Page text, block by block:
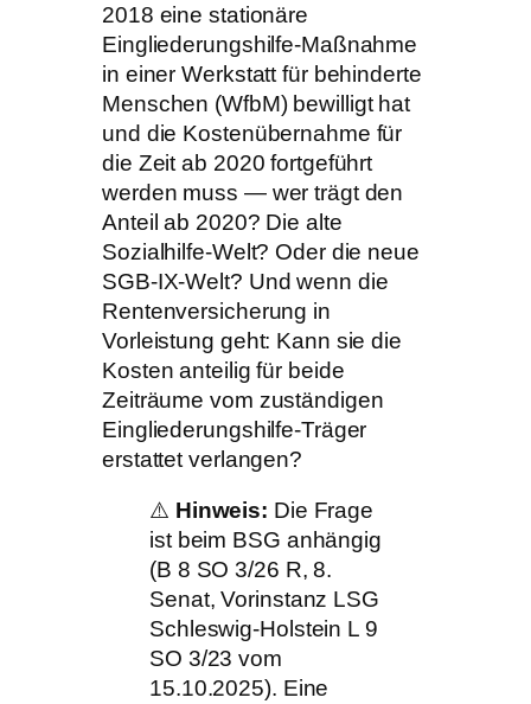
2018 eine stationäre
Eingliederungshilfe-Maßnahme
in einer Werkstatt für behinderte
Menschen (WfbM) bewilligt hat
und die Kostenübernahme für
die Zeit ab 2020 fortgeführt
werden muss — wer trägt den
Anteil ab 2020? Die alte
Sozialhilfe-Welt? Oder die neue
SGB-IX-Welt? Und wenn die
Rentenversicherung in
Vorleistung geht: Kann sie die
Kosten anteilig für beide
Zeiträume vom zuständigen
Eingliederungshilfe-Träger
erstattet verlangen?
⚠️ Hinweis: Die Frage
ist beim BSG anhängig
(B 8 SO 3/26 R, 8.
Senat, Vorinstanz LSG
Schleswig-Holstein L 9
SO 3/23 vom
15.10.2025). Eine